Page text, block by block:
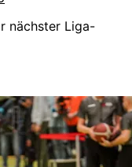
nächster Liga-